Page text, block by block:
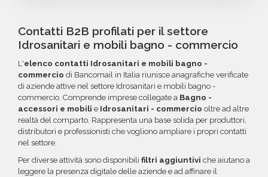
il target perfetto per la tua campagna.
tutti gli errori come email inesistenti o DNS
errati.
i circuiti protetti Banca Sella e PayPal. Inoltre,
per acquisti voluminosi, è possibile acquistare
maggiori informazioni su come sfruttare
questa opzione.
Contatti B2B profilati per il settore
Idrosanitari e mobili bagno - commercio
L'elenco contatti Idrosanitari e mobili bagno -
commercio di Bancomail in Italia riunisce anagrafiche verificate
di aziende attive nel settore Idrosanitari e mobili bagno -
commercio. Comprende imprese collegate a Bagno -
accessori e mobili e Idrosanitari - commercio oltre ad altre
realtà del comparto. Rappresenta una base solida per produttori,
distributori e professionisti che vogliono ampliare i propri contatti
nel settore.
Per diverse attività sono disponibili filtri aggiuntivi che aiutano a
leggere la presenza digitale delle aziende e ad affinare il